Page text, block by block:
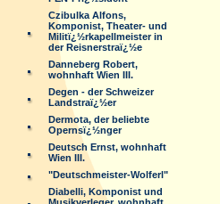
Czibulka Alfons,
Komponist, Theater- und
Militï¿½rkapellmeister in
der Reisnerstraï¿½e
Danneberg Robert,
wohnhaft Wien III.
Degen - der Schweizer
Landstraï¿½er
Dermota, der beliebte
Opernsï¿½nger
Deutsch Ernst, wohnhaft
Wien III.
"Deutschmeister-Wolferl"
Diabelli, Komponist und